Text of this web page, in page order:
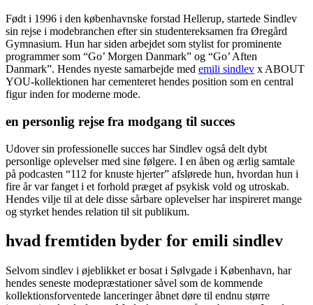
Født i 1996 i den københavnske forstad Hellerup, startede Sindlev
sin rejse i modebranchen efter sin studentereksamen fra Øregård
Gymnasium. Hun har siden arbejdet som stylist for prominente
programmer som “Go’ Morgen Danmark” og “Go’ Aften
Danmark”. Hendes nyeste samarbejde med emili sindlev x ABOUT
YOU-kollektionen har cementeret hendes position som en central
figur inden for moderne mode.
en personlig rejse fra modgang til succes
Udover sin professionelle succes har Sindlev også delt dybt
personlige oplevelser med sine følgere. I en åben og ærlig samtale
på podcasten “112 for knuste hjerter” afslørede hun, hvordan hun i
fire år var fanget i et forhold præget af psykisk vold og utroskab.
Hendes vilje til at dele disse sårbare oplevelser har inspireret mange
og styrket hendes relation til sit publikum.
hvad fremtiden byder for emili sindlev
Selvom sindlev i øjeblikket er bosat i Sølvgade i København, har
hendes seneste modepræstationer såvel som de kommende
kollektionsforventede lanceringer åbnet døre til endnu større